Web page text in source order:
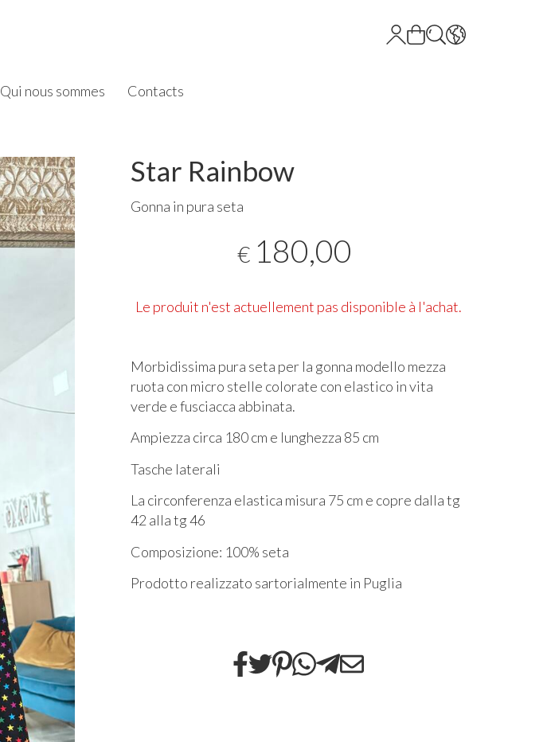
Qui nous sommes Contacts
Star Rainbow
Gonna in pura seta
€ 180,00
Le produit n'est actuellement pas disponible à l'achat.
Morbidissima pura seta per la gonna modello mezza
ruota con micro stelle colorate con elastico in vita
verde e fusciacca abbinata.
Ampiezza circa 180 cm e lunghezza 85 cm
Tasche laterali
La circonferenza elastica misura 75 cm e copre dalla tg
42 alla tg 46
Composizione: 100% seta
Prodotto realizzato sartorialmente in Puglia